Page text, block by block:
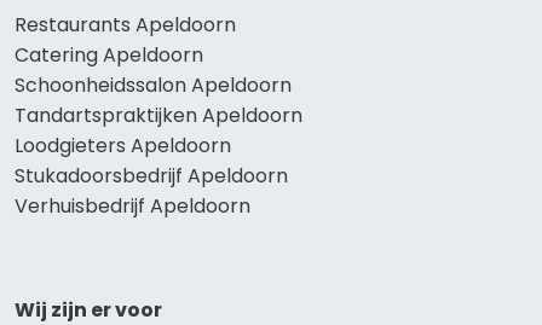
Restaurants Apeldoorn
Catering Apeldoorn
Schoonheidssalon Apeldoorn
Tandartspraktijken Apeldoorn
Loodgieters Apeldoorn
Stukadoorsbedrijf Apeldoorn
Verhuisbedrijf Apeldoorn
Wij zijn er voor